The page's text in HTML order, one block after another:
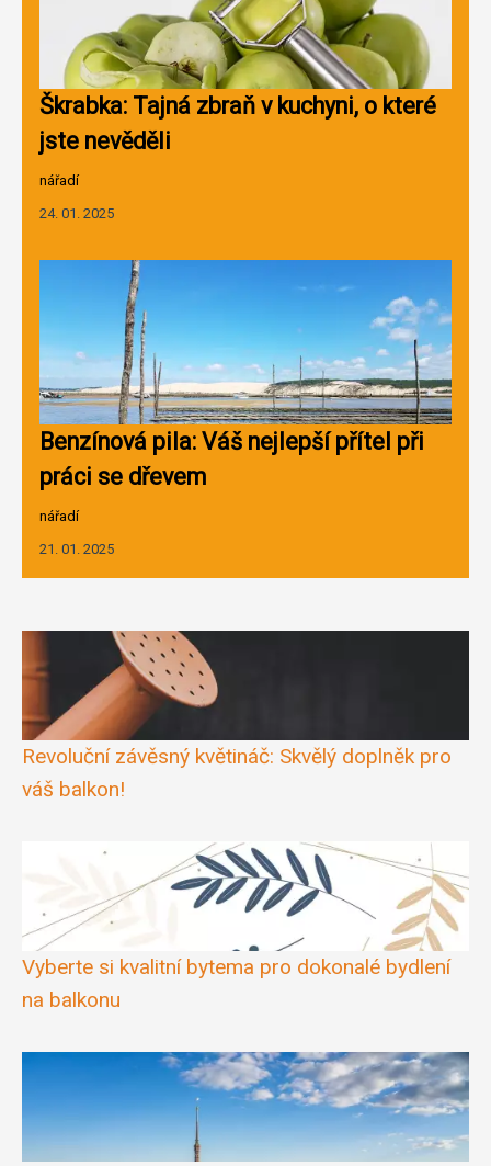
Škrabka: Tajná zbraň v kuchyni, o které
jste nevěděli
nářadí
24. 01. 2025
Benzínová pila: Váš nejlepší přítel při
práci se dřevem
nářadí
21. 01. 2025
Revoluční závěsný květináč: Skvělý doplněk pro
váš balkon!
Vyberte si kvalitní bytema pro dokonalé bydlení
na balkonu